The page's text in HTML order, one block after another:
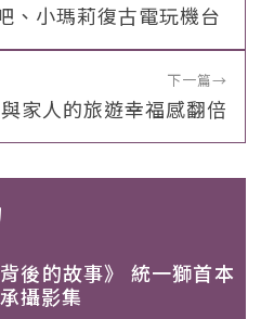
、小瑪莉復古電玩機台
下一篇→
家人的旅遊幸福感翻倍
背後的故事》 統一獅首本
攝影集